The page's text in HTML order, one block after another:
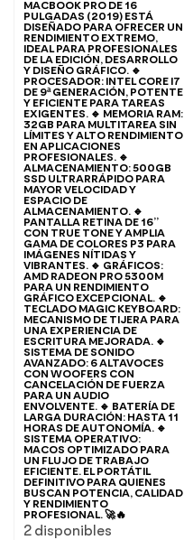
MACBOOK PRO DE 16
PULGADAS (2019) ESTÁ
DISEÑADO PARA OFRECER UN
RENDIMIENTO EXTREMO,
IDEAL PARA PROFESIONALES
DE LA EDICIÓN, DESARROLLO
Y DISEÑO GRÁFICO. 🔹
PROCESADOR: INTEL CORE I7
DE 9ª GENERACIÓN, POTENTE
Y EFICIENTE PARA TAREAS
EXIGENTES. 🔹 MEMORIA RAM:
32GB PARA MULTITAREA SIN
LÍMITES Y ALTO RENDIMIENTO
EN APLICACIONES
PROFESIONALES. 🔹
ALMACENAMIENTO: 500GB
SSD ULTRARRÁPIDO PARA
MAYOR VELOCIDAD Y
ESPACIO DE
ALMACENAMIENTO. 🔹
PANTALLA RETINA DE 16”
CON TRUE TONE Y AMPLIA
GAMA DE COLORES P3 PARA
IMÁGENES NÍTIDAS Y
VIBRANTES. 🔹 GRÁFICOS:
AMD RADEON PRO 5300M
PARA UN RENDIMIENTO
GRÁFICO EXCEPCIONAL. 🔹
TECLADO MAGIC KEYBOARD:
MECANISMO DE TIJERA PARA
UNA EXPERIENCIA DE
ESCRITURA MEJORADA. 🔹
SISTEMA DE SONIDO
AVANZADO: 6 ALTAVOCES
CON WOOFERS CON
CANCELACIÓN DE FUERZA
PARA UN AUDIO
ENVOLVENTE. 🔹 BATERÍA DE
LARGA DURACIÓN: HASTA 11
HORAS DE AUTONOMÍA. 🔹
SISTEMA OPERATIVO:
MACOS OPTIMIZADO PARA
UN FLUJO DE TRABAJO
EFICIENTE. EL PORTÁTIL
DEFINITIVO PARA QUIENES
BUSCAN POTENCIA, CALIDAD
Y RENDIMIENTO
PROFESIONAL. 🚀🔥
2 disponibles